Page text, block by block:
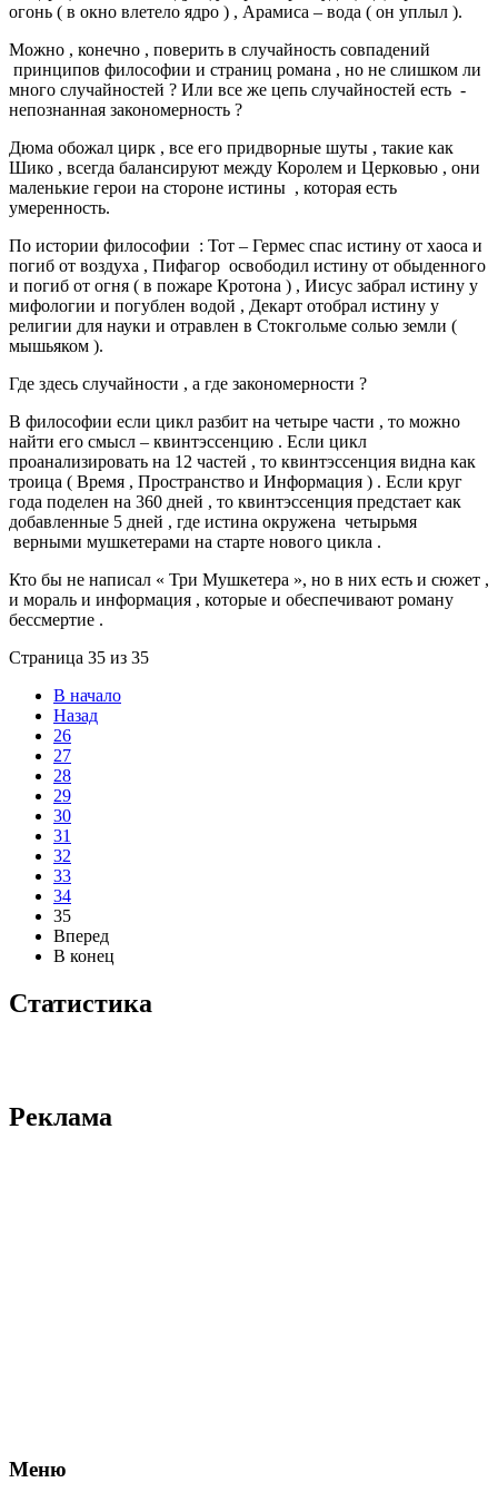
огонь ( в окно влетело ядро ) , Арамиса – вода ( он уплыл ).
Можно , конечно , поверить в случайность совпадений
принципов философии и страниц романа , но не слишком ли
много случайностей ? Или все же цепь случайностей есть -
непознанная закономерность ?
Дюма обожал цирк , все его придворные шуты , такие как
Шико , всегда балансируют между Королем и Церковью , они
маленькие герои на стороне истины , которая есть
умеренность.
По истории философии : Тот – Гермес спас истину от хаоса и
погиб от воздуха , Пифагор освободил истину от обыденного
и погиб от огня ( в пожаре Кротона ) , Иисус забрал истину у
мифологии и погублен водой , Декарт отобрал истину у
религии для науки и отравлен в Стокгольме солью земли (
мышьяком ).
Где здесь случайности , а где закономерности ?
В философии если цикл разбит на четыре части , то можно
найти его смысл – квинтэссенцию . Если цикл
проанализировать на 12 частей , то квинтэссенция видна как
троица ( Время , Пространство и Информация ) . Если круг
года поделен на 360 дней , то квинтэссенция предстает как
добавленные 5 дней , где истина окружена четырьмя
верными мушкетерами на старте нового цикла .
Кто бы не написал « Три Мушкетера », но в них есть и сюжет ,
и мораль и информация , которые и обеспечивают роману
бессмертие .
Страница 35 из 35
В начало
Назад
26
27
28
29
30
31
32
33
34
35
Вперед
В конец
Статистика
Реклама
Меню